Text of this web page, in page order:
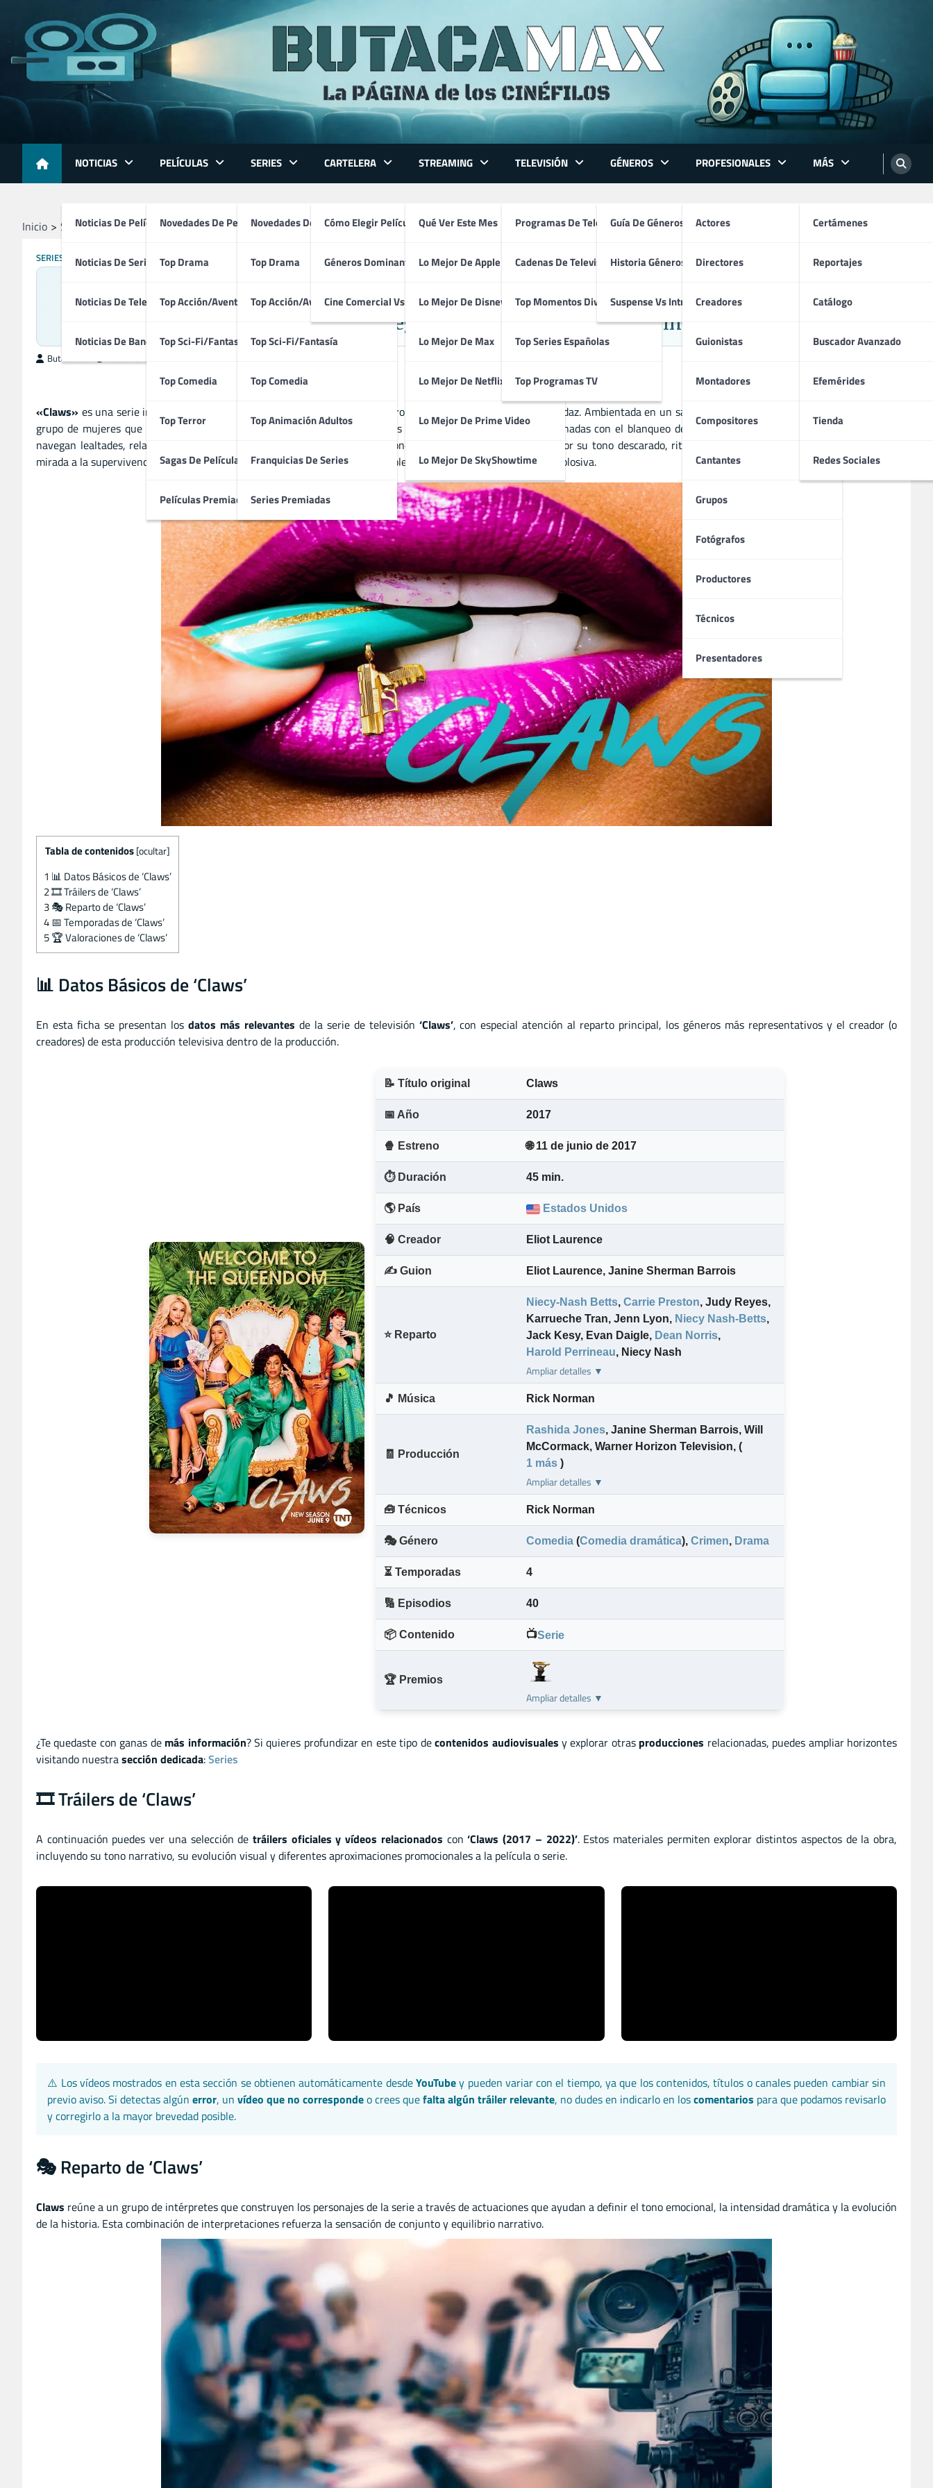
content
NOTICIAS
Noticias De Películas
Noticias De Series
Noticias De Televisión
Noticias De Bandas Sonoras
PELÍCULAS
Novedades De Películas
Top Drama
Top Acción/Aventura
Top Sci-Fi/Fantasía
Top Comedia
Top Terror
Sagas De Películas
Películas Premiadas
SERIES
Novedades De Series
Top Drama
Top Acción/Aventura
Top Sci-Fi/Fantasía
Top Comedia
Top Animación Adultos
Franquicias De Series
Series Premiadas
CARTELERA
Cómo Elegir Película
Géneros Dominantes
Cine Comercial Vs Autor
STREAMING
Qué Ver Este Mes
Lo Mejor De Apple TV
Lo Mejor De Disney+
Lo Mejor De Max
Lo Mejor De Netflix
Lo Mejor De Prime Video
Lo Mejor De SkyShowtime
TELEVISIÓN
Programas De Televisión
Cadenas De Televisión
Top Momentos Divertidos
Top Series Españolas
Top Programas TV
GÉNEROS
Guía De Géneros
Historia Géneros TV
Suspense Vs Intriga
PROFESIONALES
Actores
Directores
Creadores
Guionistas
Montadores
Compositores
Cantantes
Grupos
Fotógrafos
Productores
Técnicos
Presentadores
MÁS
Certámenes
Reportajes
Catálogo
Buscador Avanzado
Efemérides
Tienda
Redes Sociales
Inicio Series Claws (2017 – 2022)
SERIES
Claws (2017 – 2022)
Crimen, Humor Negro y Empoderamiento Criminal
ButacaMax
«Claws» es una serie irreverente y colorida que mezcla crimen, humor negro y drama con un estilo unico y audaz. Ambientada en un salon de unas en Florida, la historia sigue a un
grupo de mujeres que buscan una vida mejor mientras se ven involucradas en actividades criminales relacionadas con el blanqueo de dinero. Lideradas por la carismatica Desna,
navegan lealtades, relaciones toxicas, empoderamiento femenino y ambiciones personales. La serie destaca por su tono descarado, ritmo frenetico, personajes extravagantes y su
mirada a la supervivencia en los margenes sociales, combinando glamour, violencia y humor acido de manera explosiva.
Tabla de contenidos [ocultar]
1 📊 Datos Básicos de ‘Claws’
2🎞️ Tráilers de ‘Claws’
3🎭 Reparto de ‘Claws’
4📅 Temporadas de ‘Claws’
5🏆 Valoraciones de ‘Claws’
📊 Datos Básicos de ‘Claws’
En esta ficha se presentan los datos más relevantes de la serie de televisión ‘Claws’, con especial atención al reparto principal, los géneros más representativos y el creador (o
creadores) de esta producción televisiva dentro de la producción.
📝 Título original Claws
📅 Año 2017
🍿 Estreno 🌐 11 de junio de 2017
⏱️ Duración 45 min.
🌎 País Estados Unidos
🧠 Creador Eliot Laurence
✍️ Guion Eliot Laurence, Janine Sherman Barrois
⭐ Reparto
Niecy-Nash Betts, Carrie Preston, Judy Reyes,
Karrueche Tran, Jenn Lyon, Niecy Nash-Betts,
Jack Kesy, Evan Daigle, Dean Norris,
Harold Perrineau, Niecy Nash
Ampliar detalles ▼
🎵 Música Rick Norman
🧾 Producción
Rashida Jones, Janine Sherman Barrois, Will
McCormack, Warner Horizon Television, (
1 más )
Ampliar detalles ▼
🧰 Técnicos Rick Norman
🎭 Género Comedia (Comedia dramática), Crimen, Drama
⏳ Temporadas 4
🔢 Episodios 40
📦 Contenido 📺Serie
🏆 Premios
Ampliar detalles ▼
¿Te quedaste con ganas de más información? Si quieres profundizar en este tipo decontenidos audiovisuales y explorar otras producciones relacionadas, puedes ampliar horizontes
visitando nuestrasección dedicada:Series
🎞️ Tráilers de ‘Claws’
A continuación puedes ver una selección detráilers oficiales y vídeos relacionados con‘Claws (2017 – 2022)’. Estos materiales permiten explorar distintos aspectos de la obra,
incluyendo su tono narrativo, su evolución visual y diferentes aproximaciones promocionales a la película o serie.
⚠️ Los vídeos mostrados en esta sección se obtienen automáticamente desdeYouTubey pueden variar con el tiempo, ya que los contenidos, títulos o canales pueden cambiar sin
previo aviso. Si detectas algún error, un vídeo que no correspondeo crees quefalta algún tráiler relevante, no dudes en indicarlo en loscomentarios para que podamos revisarlo
y corregirlo a la mayor brevedad posible.
🎭 Reparto de ‘Claws’
Claws reúne a un grupo de intérpretes que construyen los personajes de la serie a través de actuaciones que ayudan a definir el tono emocional, la intensidad dramática y la evolución
de la historia. Esta combinación de interpretaciones refuerza la sensación de conjunto y equilibrio narrativo.